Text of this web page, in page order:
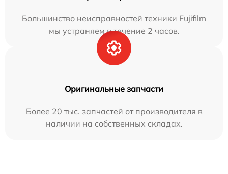
Большинство неисправностей техники Fujifilm
мы устраняем в течение 2 часов.
Оригинальные запчасти
Более 20 тыс. запчастей от производителя в
наличии на собственных складах.